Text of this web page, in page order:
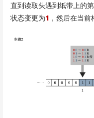
直到读取头遇到纸带上的
状态变更为1 ，然后在当